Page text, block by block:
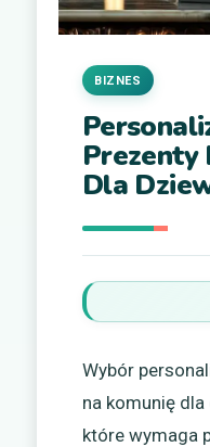
Prezenty
Dla
BIZNES
Wybór
na komunię
które wymaga